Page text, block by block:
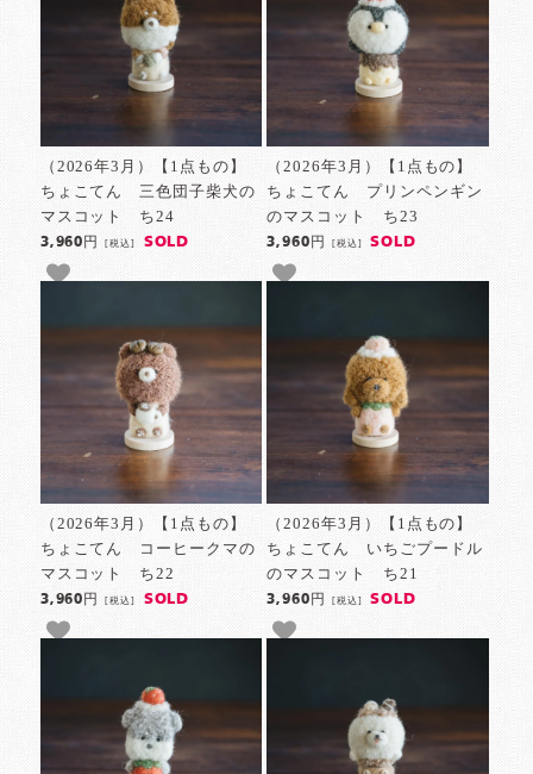
（2026年3月）【1点もの】
ちょこてん 三色団子柴犬の
マスコット ち24
3,960円[税込] SOLD
（2026年3月）【1点もの】
ちょこてん プリンペンギン
のマスコット ち23
3,960円 [税込] SOLD
（2026年3月）【1点もの】
ちょこてん コーヒークマの
マスコット ち22
3,960円[税込] SOLD
（2026年3月）【1点もの】
ちょこてん いちごプードル
のマスコット ち21
3,960円 [税込] SOLD